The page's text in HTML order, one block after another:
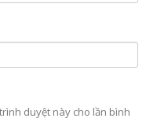
duyệt này cho lần bình